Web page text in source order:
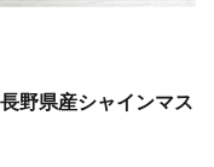
野県産シャインマス